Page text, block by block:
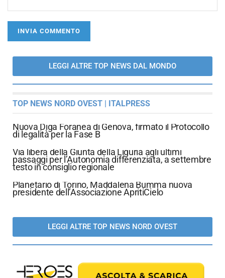
LEGGI ALTRE TOP NEWS DAL MONDO
TOP NEWS NORD OVEST | ITALPRESS
Nuova Diga Foranea di Genova, firmato il Protocollo
di legalità per la Fase B
Via libera della Giunta della Liguria agli ultimi
passaggi per l’Autonomia differenziata, a settembre
testo in consiglio regionale
Planetario di Torino, Maddalena Bumma nuova
presidente dell’Associazione ApritiCielo
LEGGI ALTRE TOP NEWS NORD OVEST